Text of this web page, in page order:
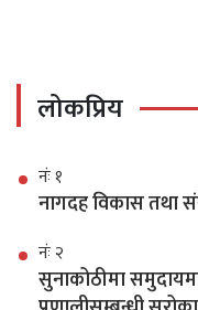
लोकप्रिय
नंः १
नागदह विकास तथा
नंः २
सुनाकोठीमा